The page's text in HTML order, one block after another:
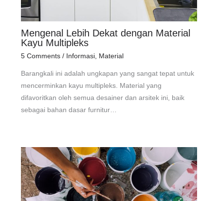
Mengenal Lebih Dekat dengan Material
Kayu Multipleks
5 Comments / Informasi, Material
Barangkali ini adalah ungkapan yang sangat tepat untuk
mencerminkan kayu multipleks. Material yang
difavoritkan oleh semua desainer dan arsitek ini, baik
sebagai bahan dasar furnitur…